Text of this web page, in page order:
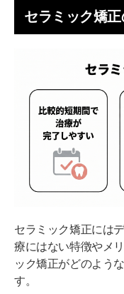
セラミック矯
セラミック矯正には
療にはない特徴やメ
ック矯正がどのよう
す。